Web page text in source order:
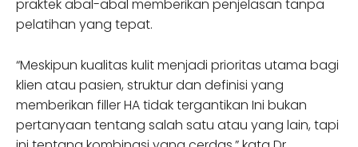
praktek abal-abal memberikan penjelasan tanpa
pelatihan yang tepat.
“Meskipun kualitas kulit menjadi prioritas utama bagi
klien atau pasien, struktur dan definisi yang
memberikan filler HA tidak tergantikan Ini bukan
pertanyaan tentang salah satu atau yang lain, tapi